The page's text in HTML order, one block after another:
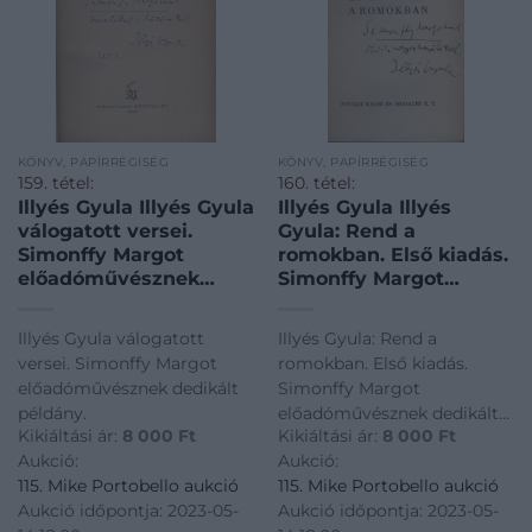
KÖNYV, PAPÍRRÉGISÉG
159. tétel:
Illyés Gyula Illyés Gyula
válogatott versei.
Simonffy Margot
előadóművésznek
Illyés Gyula válogatott
versei. Simonffy Margot
előadóművésznek dedikált
példány.
Kikiáltási ár: 8 000 Ft
Aukció:
115. Mike Portobello aukció
Aukció időpontja: 2023-05-
KÖNYV, PAPÍRRÉGISÉG
160. tétel:
Illyés Gyula Illyés
Gyula: Rend a
romokban. Első kiadás.
Simonffy Margot
Illyés Gyula: Rend a
romokban. Első kiadás.
Simonffy Margot
előadóművésznek dedikált
példány.
Kikiáltási ár: 8 000 Ft
Aukció:
115. Mike Portobello aukció
Aukció időpontja: 2023-05-